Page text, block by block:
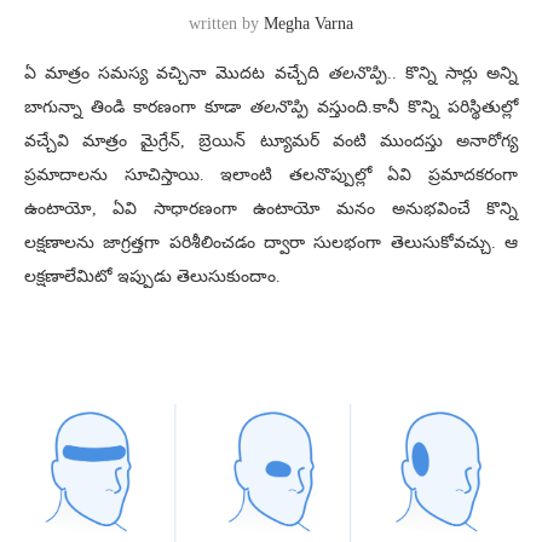
written by Megha Varna
ఏ మాత్రం సమస్య వచ్చినా మొదట వచ్చేది తలనొప్పి.. కొన్ని సార్లు అన్ని
బాగున్నా తిండి కారణంగా కూడా తలనొప్పి వస్తుంది.కానీ కొన్ని పరిస్థితుల్లో
వచ్చేవి మాత్రం మైగ్రేన్, బ్రెయిన్ ట్యూమర్ వంటి ముందస్తు అనారోగ్య
ప్రమాదాలను సూచిస్తాయి. ఇలాంటి తలనొప్పుల్లో ఏవి ప్రమాదకరంగా
ఉంటాయో, ఏవి సాధారణంగా ఉంటాయో మనం అనుభవించే కొన్ని
లక్షణాలను జాగ్రత్తగా పరిశీలించడం ద్వారా సులభంగా తెలుసుకోవచ్చు. ఆ
లక్షణాలేమిటో ఇప్పుడు తెలుసుకుందాం.